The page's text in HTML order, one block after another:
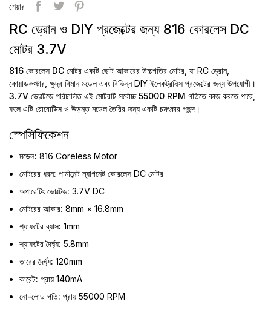
শেয়ার
RC ড্রোন ও DIY প্রজেক্টের জন্য 816 কোরলেস DC
মোটর 3.7V
816 কোরলেস DC মোটর একটি ছোট আকারের উচ্চগতির মোটর, যা RC ড্রোন,
কোয়াডকপ্টার, ক্ষুদ্র বিমান মডেল এবং বিভিন্ন DIY ইলেকট্রনিক্স প্রজেক্টের জন্য উপযোগী।
3.7V ভোল্টেজে পরিচালিত এই মোটরটি সর্বোচ্চ55000 RPM গতিতে কাজ করতে পারে,
ফলে এটি রোবোটিক্স ও উড়ন্ত মডেল তৈরির জন্য একটি চমৎকার পছন্দ।
স্পেসিফিকেশন
মডেল: 816 Coreless Motor
মোটরের ধরন: পার্মানেন্ট ম্যাগনেট কোরলেস DC মোটর
অপারেটিং ভোল্টেজ: 3.7V DC
মোটরের আকার: 8mm × 16.8mm
শ্যাফটের ব্যাস: 1mm
শ্যাফটের দৈর্ঘ্য: 5.8mm
তারের দৈর্ঘ্য: 120mm
কারেন্ট: প্রায় 140mA
নো-লোড গতি: প্রায় 55000 RPM